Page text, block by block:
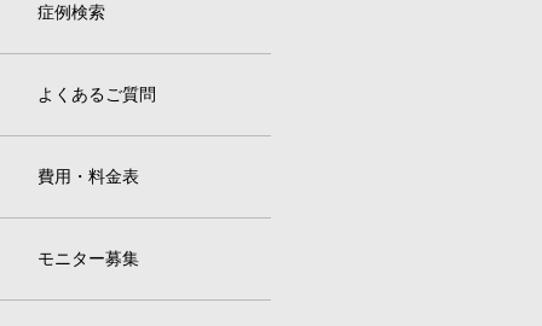
症例検索
よくあるご質問
費用・料金表
モニター募集